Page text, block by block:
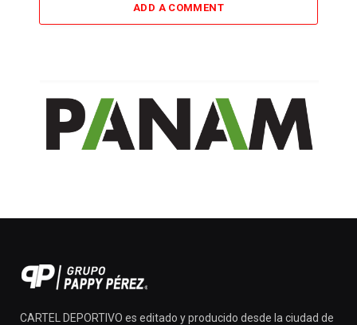
ADD A COMMENT
CARTEL DEPORTIVO es editado y producido desde la ciudad de